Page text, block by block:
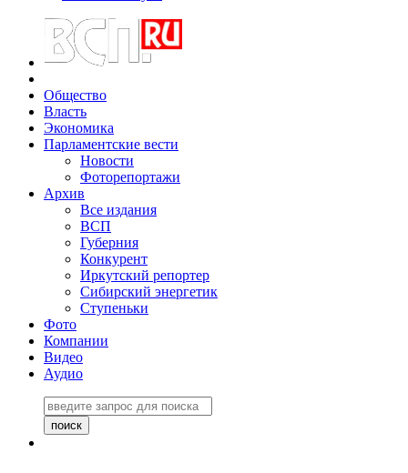
Общество
Власть
Экономика
Парламентские вести
Новости
Фоторепортажи
Архив
Все издания
ВСП
Губерния
Конкурент
Иркутский репортер
Сибирский энергетик
Ступеньки
Фото
Компании
Видео
Аудио